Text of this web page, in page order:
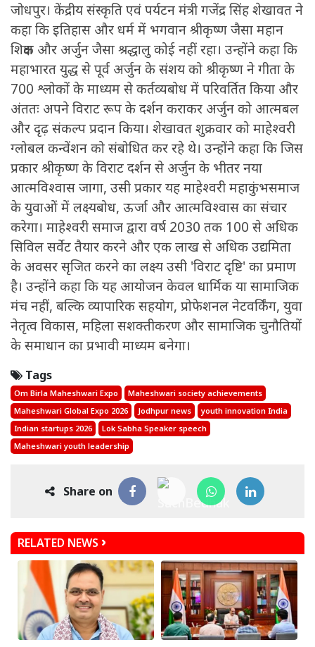
जोधपुर। केंद्रीय संस्कृति एवं पर्यटन मंत्री गजेंद्र सिंह शेखावत ने
कहा कि इतिहास और धर्म में भगवान श्रीकृष्ण जैसा महान
शिक्षक और अर्जुन जैसा श्रद्धालु कोई नहीं रहा। उन्होंने कहा कि
महाभारत युद्ध से पूर्व अर्जुन के संशय को श्रीकृष्ण ने गीता के
700 श्लोकों के माध्यम से कर्तव्यबोध में परिवर्तित किया और
अंततः अपने विराट रूप के दर्शन कराकर अर्जुन को आत्मबल
और दृढ़ संकल्प प्रदान किया। शेखावत शुक्रवार को माहेश्वरी
ग्लोबल कन्वेंशन को संबोधित कर रहे थे। उन्होंने कहा कि जिस
प्रकार श्रीकृष्ण के विराट दर्शन से अर्जुन के भीतर नया
आत्मविश्वास जागा, उसी प्रकार यह माहेश्वरी महाकुंभसमाज
के युवाओं में लक्ष्यबोध, ऊर्जा और आत्मविश्वास का संचार
करेगा। माहेश्वरी समाज द्वारा वर्ष 2030 तक 100 से अधिक
सिविल सर्वेट तैयार करने और एक लाख से अधिक उद्यमिता
के अवसर सृजित करने का लक्ष्य उसी 'विराट दृष्टि' का प्रमाण
है। उन्होंने कहा कि यह आयोजन केवल धार्मिक या सामाजिक
मंच नहीं, बल्कि व्यापारिक सहयोग, प्रोफेशनल नेटवर्किंग, युवा
नेतृत्व विकास, महिला सशक्तीकरण और सामाजिक चुनौतियों
के समाधान का प्रभावी माध्यम बनेगा।
Tags
Om Birla Maheshwari Expo
Maheshwari society achievements
Maheshwari Global Expo 2026
Jodhpur news
youth innovation India
Indian startups 2026
Lok Sabha Speaker speech
Maheshwari youth leadership
Share on
RELATED NEWS